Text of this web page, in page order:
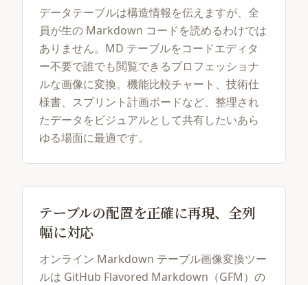
データテーブルは構造情報を伝えますが、全
員が生の Markdown コードを読めるわけでは
ありません。MD テーブルをコードエディタ
ー不要で誰でも閲覧できるプロフェッショナ
ルな画像に変換。機能比較チャート、技術仕
様書、スプリント計画ボードなど、整理され
たデータをビジュアルとして共有したいあら
ゆる場面に最適です。
テーブルの配置を正確に再現、全列
幅に対応
オンライン Markdown テーブル画像変換ツー
ルは GitHub Flavored Markdown（GFM）の